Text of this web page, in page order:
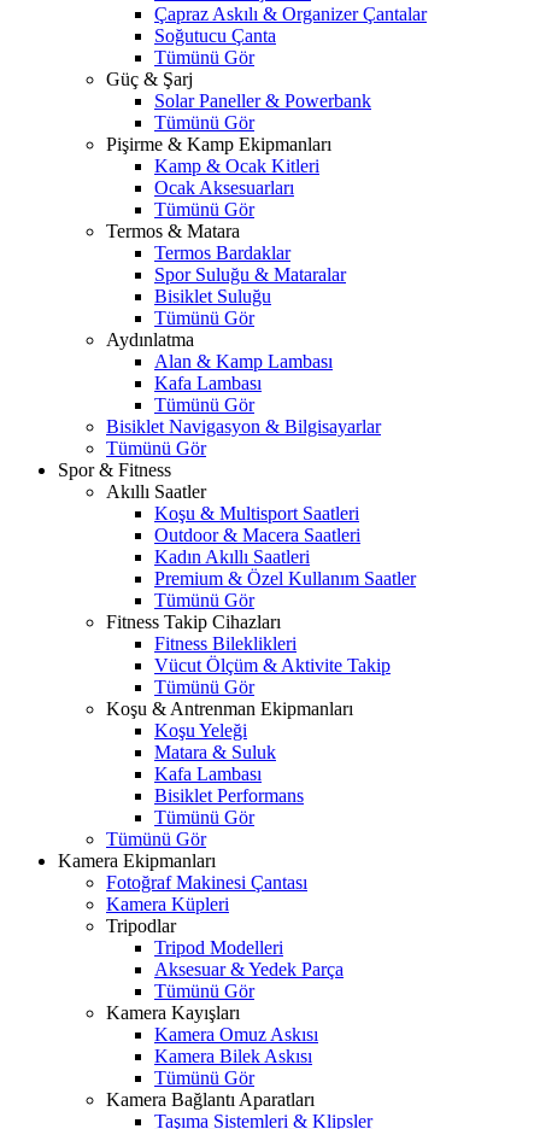
Çapraz Askılı & Organizer Çantalar
Soğutucu Çanta
Tümünü Gör
Güç & Şarj
Solar Paneller & Powerbank
Tümünü Gör
Pişirme & Kamp Ekipmanları
Kamp & Ocak Kitleri
Ocak Aksesuarları
Tümünü Gör
Termos & Matara
Termos Bardaklar
Spor Suluğu & Mataralar
Bisiklet Suluğu
Tümünü Gör
Aydınlatma
Alan & Kamp Lambası
Kafa Lambası
Tümünü Gör
Bisiklet Navigasyon & Bilgisayarlar
Tümünü Gör
Spor & Fitness
Akıllı Saatler
Koşu & Multisport Saatleri
Outdoor & Macera Saatleri
Kadın Akıllı Saatleri
Premium & Özel Kullanım Saatler
Tümünü Gör
Fitness Takip Cihazları
Fitness Bileklikleri
Vücut Ölçüm & Aktivite Takip
Tümünü Gör
Koşu & Antrenman Ekipmanları
Koşu Yeleği
Matara & Suluk
Kafa Lambası
Bisiklet Performans
Tümünü Gör
Tümünü Gör
Kamera Ekipmanları
Fotoğraf Makinesi Çantası
Kamera Küpleri
Tripodlar
Tripod Modelleri
Aksesuar & Yedek Parça
Tümünü Gör
Kamera Kayışları
Kamera Omuz Askısı
Kamera Bilek Askısı
Tümünü Gör
Kamera Bağlantı Aparatları
Taşıma Sistemleri & Klipsler